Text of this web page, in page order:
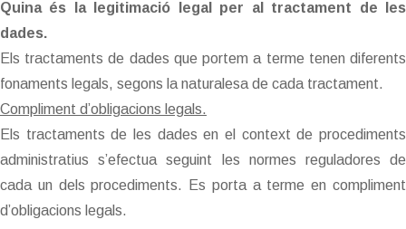
Quina és la legitimació legal per al tractament de les
dades.
Els tractaments de dades que portem a terme tenen diferents
fonaments legals, segons la naturalesa de cada tractament.
Compliment d’obligacions legals.
Els tractaments de les dades en el context de procediments
administratius s’efectua seguint les normes reguladores de
cada un dels procediments. Es porta a terme en compliment
d’obligacions legals.